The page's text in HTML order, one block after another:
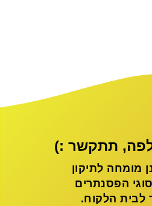
תתקשר :)
מומחה לתיקון
סוגי הפסנתרים
לבית הלקוח.